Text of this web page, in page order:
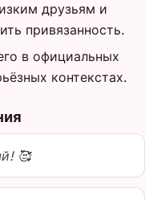
друзьям и
привязанность.
в официальных
контекстах.
🥰